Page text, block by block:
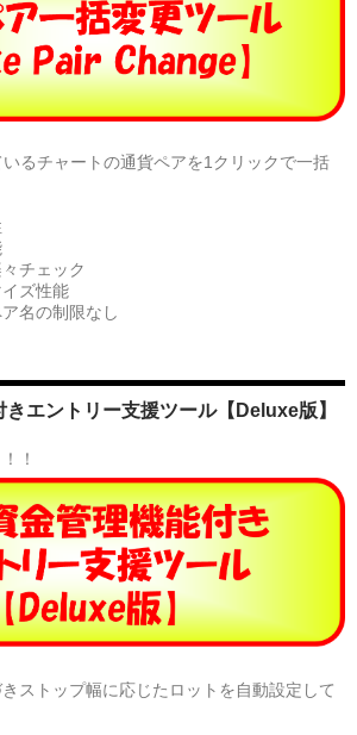
るチャートの通貨ペアを1クリックで一括
チェック
イズ性能
名の制限なし
エントリー支援ツール【Deluxe版】
！
ストップ幅に応じたロットを自動設定して